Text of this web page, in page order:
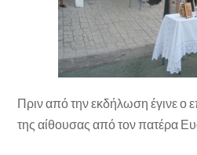
Πριν από την εκδήλωση έγινε ο
της αίθουσας από τον πατέρα